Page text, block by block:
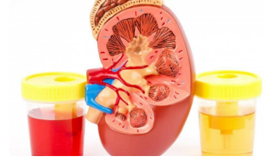
Я согласен на обработку моих персональных данных